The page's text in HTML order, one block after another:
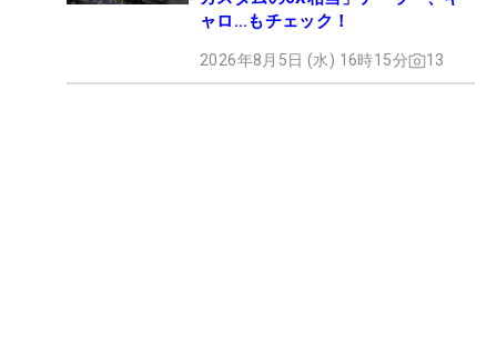
ャロ…もチェック！
2026年8月5日 (水) 16時15分 13